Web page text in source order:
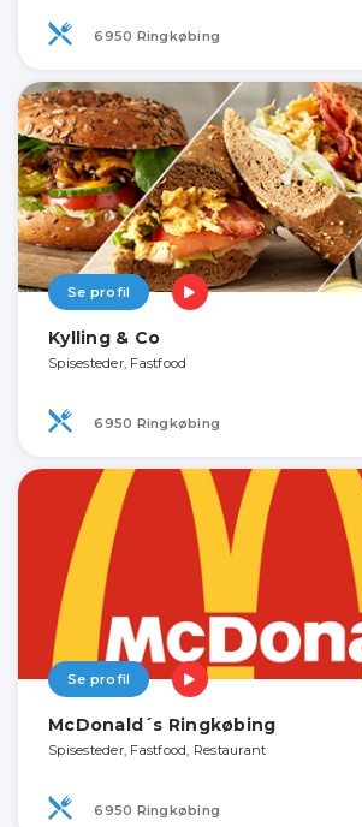
6950 Ringkøbing
Se profil
Kylling & Co
Spisesteder, Fastfood
6950 Ringkøbing
Se profil
McDonald´s Ringkøbing
Spisesteder, Fastfood, Restaurant
6950 Ringkøbing